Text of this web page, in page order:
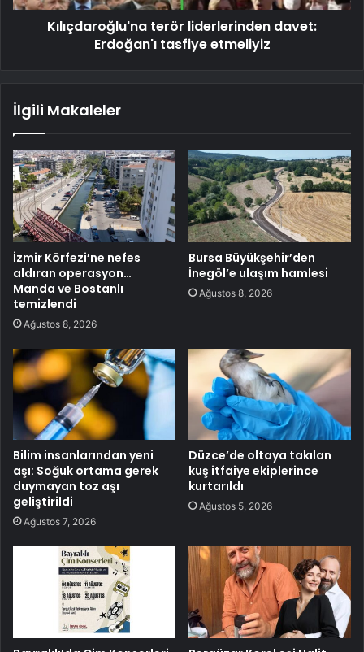
Kılıçdaroğlu'na terör liderlerinden davet:
Erdoğan'ı tasfiye etmeliyiz
İlgili Makaleler
İzmir Körfezi’ne nefes
aldıran operasyon…
Manda ve Bostanlı
temizlendi
Ağustos 8, 2026
Bursa Büyükşehir’den
İnegöl’e ulaşım hamlesi
Ağustos 8, 2026
Bilim insanlarından yeni
aşı: Soğuk ortama gerek
duymayan toz aşı
geliştirildi
Ağustos 7, 2026
Düzce’de oltaya takılan
kuş itfaiye ekiplerince
kurtarıldı
Ağustos 5, 2026